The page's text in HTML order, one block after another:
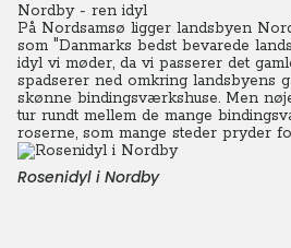
Nordby - ren idyl
På Nordsamsø ligger landsbyen
som "Danmarks bedst bevarede
idyl vi møder, da vi passerer det
spadserer ned omkring landsbyens
skønne bindingsværkshuse. Men
tur rundt mellem de mange
roserne, som mange steder pryder
Rosenidyl i Nordby